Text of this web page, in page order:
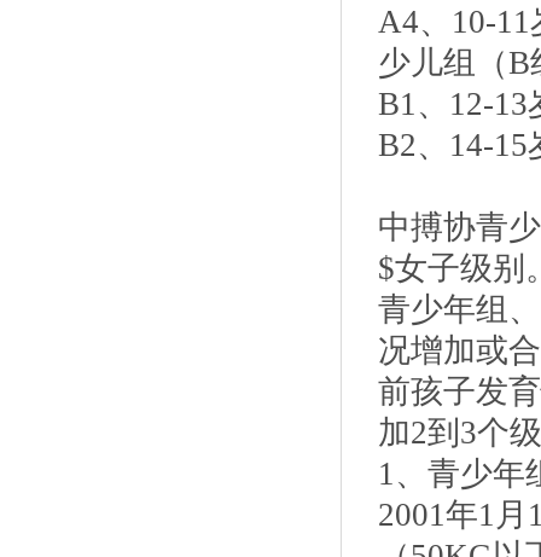
A4、10-11
少儿组（B
B1、12-13
B2、14-15
中搏协青
$女子级别
青少年组
况增加或
前孩子发
加2到3个
1、青少年
2001年1